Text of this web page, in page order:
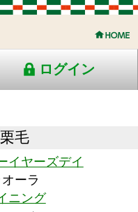
ン
Halo
5S×5D